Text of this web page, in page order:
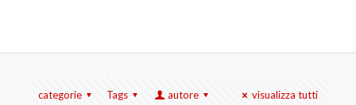
categorie Tags autore visualizza tutti